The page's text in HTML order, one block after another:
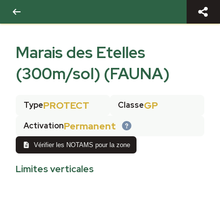
Marais des Etelles
(300m/sol) (FAUNA)
TypePROTECT ClasseGP
ActivationPermanent
Vérifier les NOTAMS pour la zone
Limites verticales